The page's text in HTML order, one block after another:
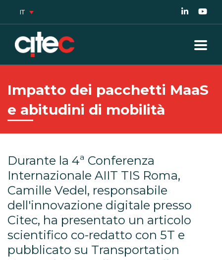
IT
Impatto dei pacchetti MaaS
e abitudini di mobilità
Durante la 4ª Conferenza
Internazionale AIIT TIS Roma,
Camille Vedel, responsabile
dell'innovazione digitale presso
Citec, ha presentato un articolo
scientifico co-redatto con 5T e
pubblicato su Transportation